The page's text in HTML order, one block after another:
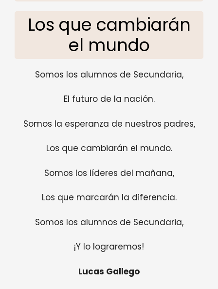
Los que cambiarán
el mundo
Somos los alumnos de Secundaria,
El futuro de la nación.
Somos la esperanza de nuestros padres,
Los que cambiarán el mundo.
Somos los líderes del mañana,
Los que marcarán la diferencia.
Somos los alumnos de Secundaria,
¡Y lo lograremos!
Lucas Gallego